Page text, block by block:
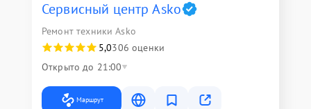
Сервисный центр Asko
Ремонт техники Asko
5,0306 оценки
Открыто до 21:00
Маршрут